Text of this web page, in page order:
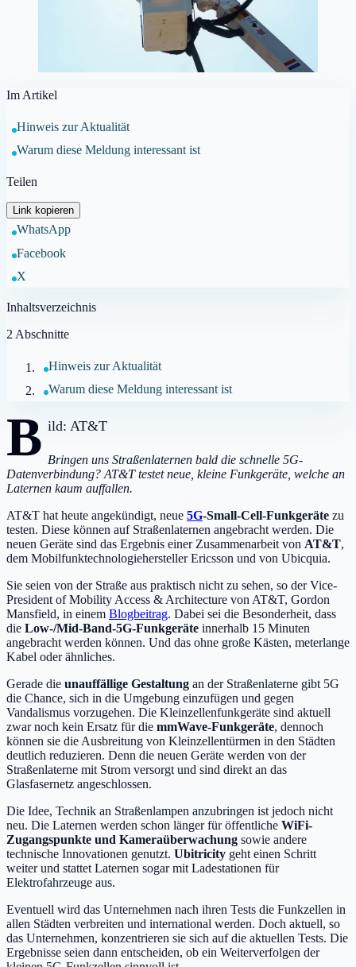
Im Artikel
Hinweis zur Aktualität
Warum diese Meldung interessant ist
Teilen
Link kopieren
WhatsApp
Facebook
X
Inhaltsverzeichnis
2 Abschnitte
Hinweis zur Aktualität
Warum diese Meldung interessant ist
B ild: AT&T
Bringen uns Straßenlaternen bald die schnelle 5G-
Datenverbindung? AT&T testet neue, kleine Funkgeräte, welche an
Laternen kaum auffallen.
AT&T hat heute angekündigt, neue 5G-Small-Cell-Funkgeräte zu
testen. Diese können auf Straßenlaternen angebracht werden. Die
neuen Geräte sind das Ergebnis einer Zusammenarbeit von AT&T,
dem Mobilfunktechnologiehersteller Ericsson und von Ubicquia.
Sie seien von der Straße aus praktisch nicht zu sehen, so der Vice-
President of Mobility Access & Architecture von AT&T, Gordon
Mansfield, in einem Blogbeitrag. Dabei sei die Besonderheit, dass
die Low-/Mid-Band-5G-Funkgeräte innerhalb 15 Minuten
angebracht werden können. Und das ohne große Kästen, meterlange
Kabel oder ähnliches.
Gerade die unauffällige Gestaltung an der Straßenlaterne gibt 5G
die Chance, sich in die Umgebung einzufügen und gegen
Vandalismus vorzugehen. Die Kleinzellenfunkgeräte sind aktuell
zwar noch kein Ersatz für die mmWave-Funkgeräte, dennoch
können sie die Ausbreitung von Kleinzellentürmen in den Städten
deutlich reduzieren. Denn die neuen Geräte werden von der
Straßenlaterne mit Strom versorgt und sind direkt an das
Glasfasernetz angeschlossen.
Die Idee, Technik an Straßenlampen anzubringen ist jedoch nicht
neu. Die Laternen werden schon länger für öffentliche WiFi-
Zugangspunkte und Kameraüberwachung sowie andere
technische Innovationen genutzt. Ubitricity geht einen Schritt
weiter und stattet Laternen sogar mit Ladestationen für
Elektrofahrzeuge aus.
Eventuell wird das Unternehmen nach ihren Tests die Funkzellen in
allen Städten verbreiten und international werden. Doch aktuell, so
das Unternehmen, konzentrieren sie sich auf die aktuellen Tests. Die
Ergebnisse seien dann entscheiden, ob ein Weiterverfolgen der